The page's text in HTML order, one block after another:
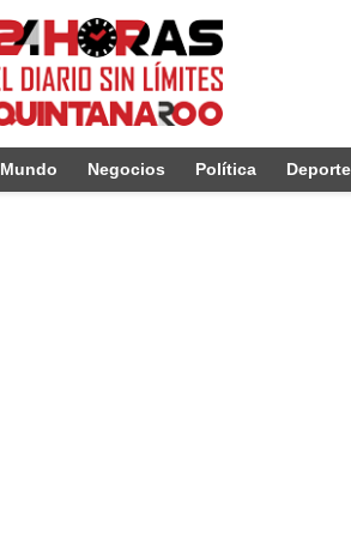
Mundo Negocios Política